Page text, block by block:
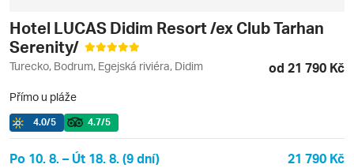
Hotel LUCAS Didim Resort /ex Club Tarhan
Serenity/
Turecko, Bodrum, Egejská riviéra, Didim od 21 790 Kč
Přímo u pláže
4.0/5 4.7/5
Po 10. 8. – Út 18. 8. (9 dní) 21 790 Kč